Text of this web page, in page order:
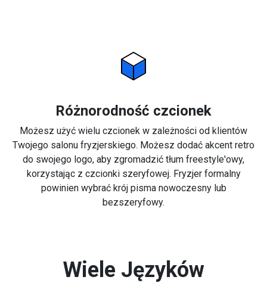
Różnorodność czcionek
Możesz użyć wielu czcionek w zależności od klientów
Twojego salonu fryzjerskiego. Możesz dodać akcent retro
do swojego logo, aby zgromadzić tłum freestyle'owy,
korzystając z czcionki szeryfowej. Fryzjer formalny
powinien wybrać krój pisma nowoczesny lub
bezszeryfowy.
Wiele Języków